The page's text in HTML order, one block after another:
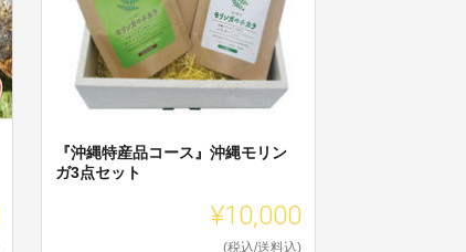
『沖縄特産品コース』沖縄モリン
ガ3点セット
¥10,000
(税込/送料込)